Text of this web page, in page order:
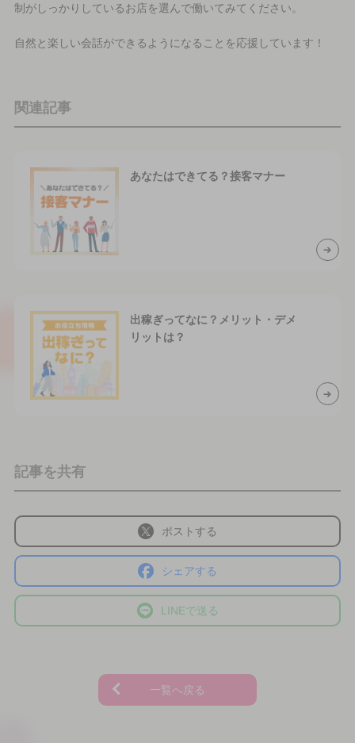
制がしっかりしているお店を選んで働いてみてください。
自然と楽しい会話ができるようになることを応援しています！
関連記事
あなたはできてる？接客マナー
出稼ぎってなに？メリット・デメ
リットは？
記事を共有
ポストする
シェアする
LINEで送る
一覧へ戻る